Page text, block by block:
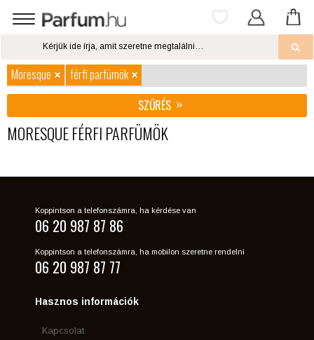
Moresque
férfi parfümök
SZŰRÉS
MORESQUE FÉRFI PARFÜMÖK
Koppintson a telefonszámra, ha kérdése van
06 20 987 87 86
Koppintson a telefonszámra, ha mobilon szeretne rendelni
06 20 987 87 77
Hasznos információk
Kapcsolat